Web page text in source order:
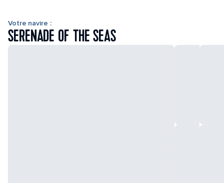
Votre navire :
SERENADE OF THE SEAS